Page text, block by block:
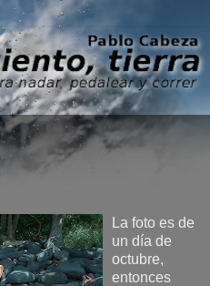
La foto es de
un día de
octubre,
entonces